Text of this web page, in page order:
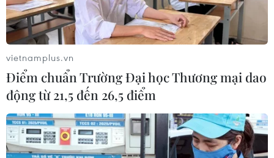
vietnamplus.vn
Điểm chuẩn Trường Đại học Thương mại dao
động từ 21,5 đến 26,5 điểm